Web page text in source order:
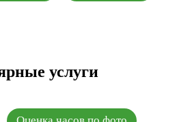
услуги